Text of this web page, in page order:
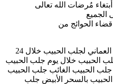
مُرضات الله تعالى
الجميع
قضاء الحوائج من
الشيخ الروحاني الفقيه/ أبو فارس العماني لجلب الحبيب خلال 24
الحبيب خلال يوم جلب الحبيب
الحبيب الغائب جلب الحبيب
بالسحر الأبيض جلب